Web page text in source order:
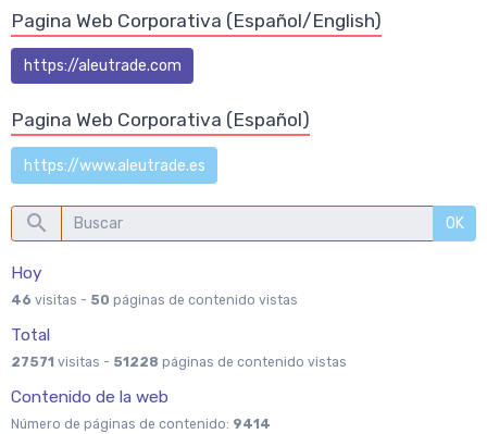
Pagina Web Corporativa (Español/English)
https://aleutrade.com
Pagina Web Corporativa (Español)
https://www.aleutrade.es
OK
Hoy
46 visitas - 50 páginas de contenido vistas
Total
27571 visitas - 51228 páginas de contenido vistas
Contenido de la web
Número de páginas de contenido: 9414